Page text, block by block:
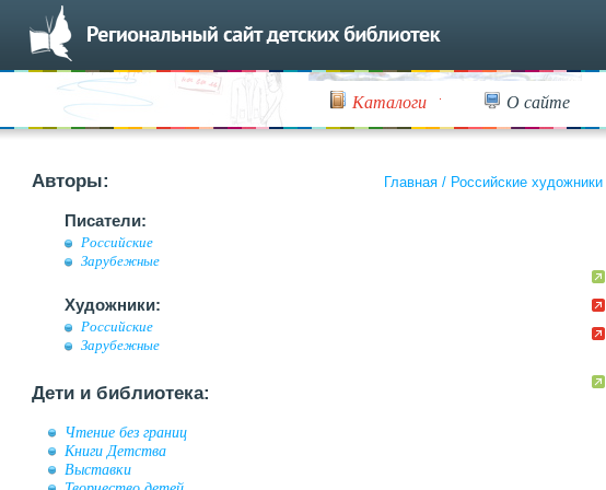
Каталоги О сайте
Авторы:
Писатели:
Российские
Зарубежные
Художники:
Российские
Зарубежные
Дети и библиотека:
Чтение без границ
Книги Детства
Выставки
Главная / Российские художники